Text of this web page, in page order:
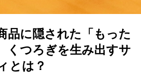
品に隠された「もった
くつろぎを生み出すサ
とは？